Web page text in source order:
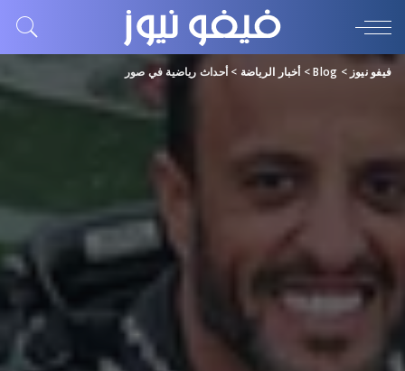
فيفو نيوز >
Blog
> أخبار الرياضة > أحداث رياضية في صور